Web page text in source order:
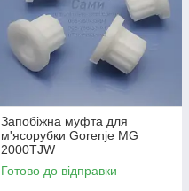
Запобіжна муфта для
м'ясорубки Gorenje MG
2000TJW
Готово до відправки